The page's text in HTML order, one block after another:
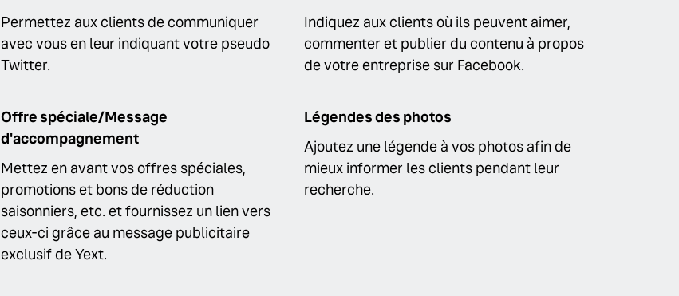
Permettez aux clients de communiquer
avec vous en leur indiquant votre pseudo
Twitter.
Indiquez aux clients où ils peuvent aimer,
commenter et publier du contenu à propos
de votre entreprise sur Facebook.
Offre spéciale/Message
d'accompagnement
Mettez en avant vos offres spéciales,
promotions et bons de réduction
saisonniers, etc. et fournissez un lien vers
ceux-ci grâce au message publicitaire
exclusif de Yext.
Légendes des photos
Ajoutez une légende à vos photos afin de
mieux informer les clients pendant leur
recherche.